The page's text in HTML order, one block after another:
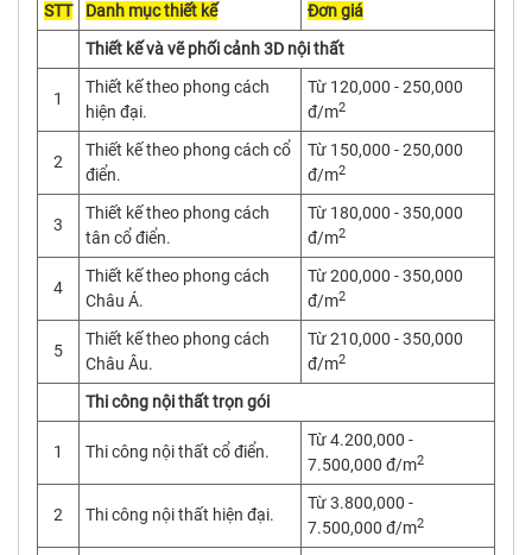
STT Danh mục thiết kế
Đơn giá
Thiết kế và vẽ phối cảnh 3D nội thất
1
Thiết kế theo phong cách
hiện đại.
Từ 120,000 - 250,000
đ/m2
2
Thiết kế theo phong cách cổ
điển.
Từ 150,000 - 250,000
đ/m2
3
Thiết kế theo phong cách
tân cổ điển.
Từ 180,000 - 350,000
đ/m2
4
Thiết kế theo phong cách
Châu Á.
Từ 200,000 - 350,000
đ/m2
5
Thiết kế theo phong cách
Châu Âu.
Từ 210,000 - 350,000
đ/m2
Thi công nội thất trọn gói
1 Thi công nội thất cổ điển.
Từ 4.200,000 -
7.500,000 đ/m2
2 Thi công nội thất hiện đại.
Từ 3.800,000 -
7.500,000 đ/m2